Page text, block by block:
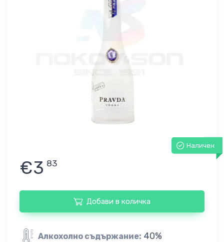
Наличен
€3 83
Добави в количка
Алкохолно съдържание: 40%